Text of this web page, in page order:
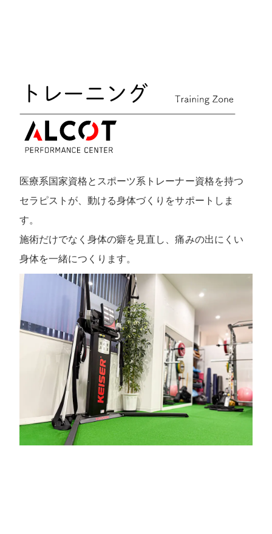
医療系国家資格とスポーツ系トレーナー資格を持つ
セラピストが、動ける身体づくりをサポートしま
す。
施術だけでなく身体の癖を見直し、痛みの出にくい
身体を一緒につくります。